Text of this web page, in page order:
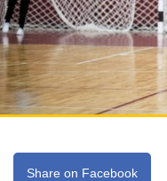
Share on Facebook